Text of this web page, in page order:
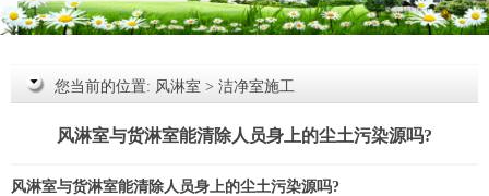
您当前的位置: 风淋室 > 洁净室施工
风淋室与货淋室能清除人员身上的尘土污染源吗?
风淋室与货淋室能清除人员身上的尘土污染源吗?